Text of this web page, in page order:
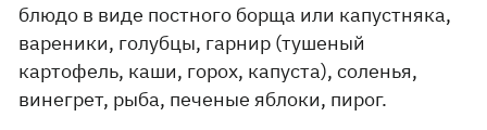
блюдо в виде постного борща или капустняка,
вареники, голубцы, гарнир (тушеный
картофель, каши, горох, капуста), соленья,
винегрет, рыба, печеные яблоки, пирог.